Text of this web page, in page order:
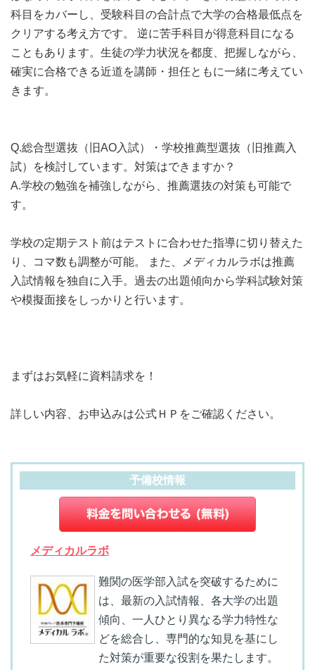
科目をカバーし、受験科目の合計点で大学の合格最低点を
クリアする考え方です。 逆に苦手科目が得意科目になる
こともあります。生徒の学力状況を都度、把握しながら、
確実に合格できる近道を講師・担任ともに一緒に考えてい
きます。
Q.総合型選抜（旧AO入試）・学校推薦型選抜（旧推薦入
試）を検討しています。対策はできますか？
A.学校の勉強を補強しながら、推薦選抜の対策も可能で
す。
学校の定期テスト前はテストに合わせた指導に切り替えた
り、コマ数も調整が可能。 また、メディカルラボは推薦
入試情報を独自に入手。過去の出題傾向から学科試験対策
や模擬面接をしっかりと行います。
まずはお気軽に資料請求を！
詳しい内容、お申込みは公式ＨＰをご確認ください。
予備校情報
メディカルラボ
難関の医学部入試を突破するために
は、最新の入試情報、各大学の出題
傾向、一人ひとり異なる学力特性な
どを総合し、専門的な知見を基にし
た対策が重要な役割を果たします。